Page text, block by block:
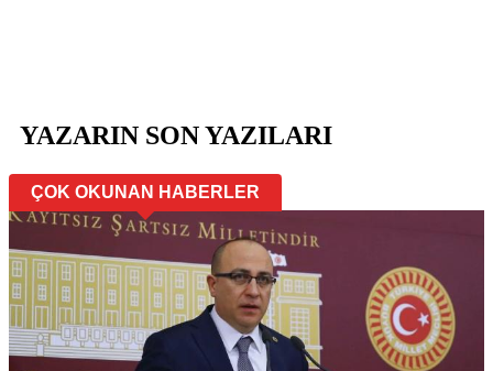
YAZARIN SON YAZILARI
ÇOK OKUNAN HABERLER